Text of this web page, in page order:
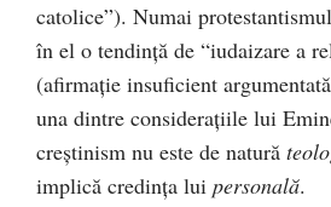
catolice”). Numai
în el o tendinţă de “iudaizare a
(afirmaţie insuficient
una dintre consideraţiile lui
creştinism nu este de natură
implică credinţa lui personală.